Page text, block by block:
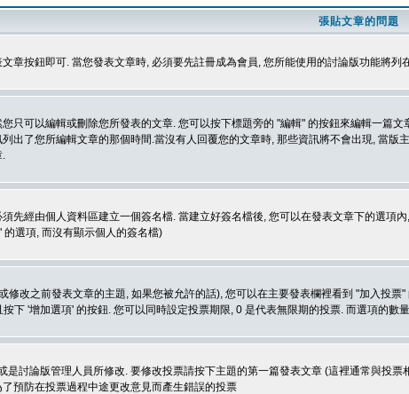
張貼文章的問題
章按鈕即可. 當您發表文章時, 必須要先註冊成為會員, 您所能使用的討論版功能將列
只可以編輯或刪除您所發表的文章. 您可以按下標題旁的 "編輯" 的按鈕來編輯一篇
出了您所編輯文章的那個時間.當沒有人回覆您的文章時, 那些資訊將不會出現, 當
.
先經由個人資料區建立一個簽名檔. 當建立好簽名檔後, 您可以在發表文章下的選項內
選項, 而沒有顯示個人的簽名檔)
修改之前發表文章的主題, 如果您被允許的話), 您可以在主要發表欄裡看到 "加入投
下 '增加選項' 的按鈕. 您可以同時設定投票期限, 0 是代表無限期的投票. 而選項的數
是討論版管理人員所修改. 要修改投票請按下主題的第一篇發表文章 (這裡通常與投
預防在投票過程中途更改意見而產生錯誤的投票